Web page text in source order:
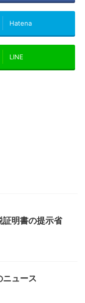
Hatena
LINE
証明書の提示省
ニュース